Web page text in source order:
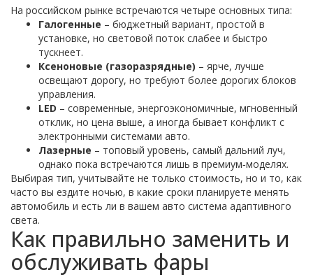
На российском рынке встречаются четыре основных типа:
Галогенные – бюджетный вариант, простой в
установке, но световой поток слабее и быстро
тускнеет.
Ксеноновые (газоразрядные) – ярче, лучше
освещают дорогу, но требуют более дорогих блоков
управления.
LED – современные, энергоэкономичные, мгновенный
отклик, но цена выше, а иногда бывает конфликт с
электронными системами авто.
Лазерные – топовый уровень, самый дальний луч,
однако пока встречаются лишь в премиум‑моделях.
Выбирая тип, учитывайте не только стоимость, но и то, как
часто вы ездите ночью, в какие сроки планируете менять
автомобиль и есть ли в вашем авто система адаптивного
света.
Как правильно заменить и
обслуживать фары